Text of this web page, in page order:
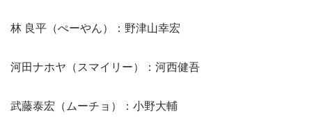
林 良平（ぺーやん）：野津山幸宏
河田ナホヤ（スマイリー）：河西健吾
武藤泰宏（ムーチョ）：小野大輔